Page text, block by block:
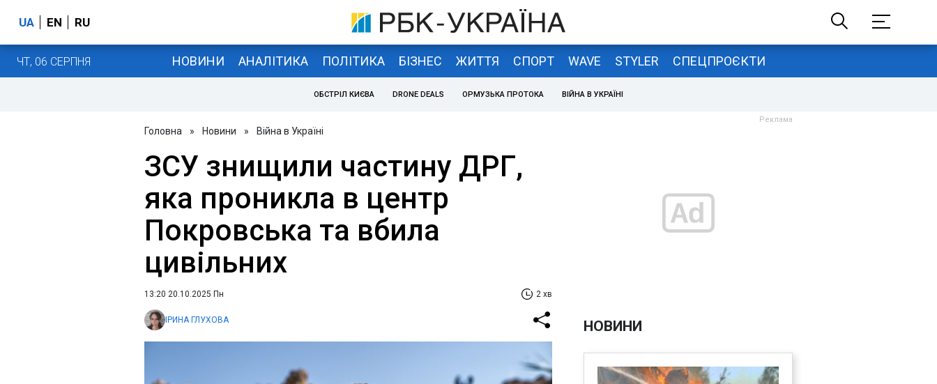
UA EN RU
ЧТ, 06 СЕРПНЯ НОВИНИ АНАЛІТИКА ПОЛІТИКА БІЗНЕС ЖИТТЯ СПОРТ WAVE STYLER СПЕЦПРОЄКТИ
ОБСТРІЛ КИЄВА DRONE DEALS ОРМУЗЬКА ПРОТОКА ВІЙНА В УКРАЇНІ
Головна » Новини » Війна в Україні
ЗСУ знищили частину ДРГ,
яка проникла в центр
Покровська та вбила
цивільних
13:20 20.10.2025 Пн 2 хв
ІРИНА ГЛУХОВА НОВИНИ